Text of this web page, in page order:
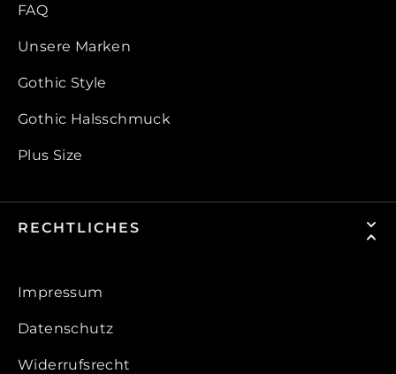
FAQ
Unsere Marken
Gothic Style
Gothic Halsschmuck
Plus Size
RECHTLICHES
Impressum
Datenschutz
Widerrufsrecht